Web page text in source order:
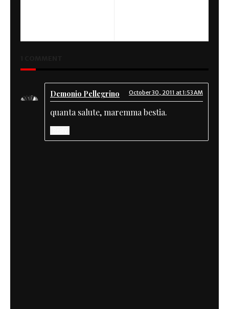
Demonio Pellegrino October 30, 2011 at 1:53 AM
quanta salute, maremma bestia.